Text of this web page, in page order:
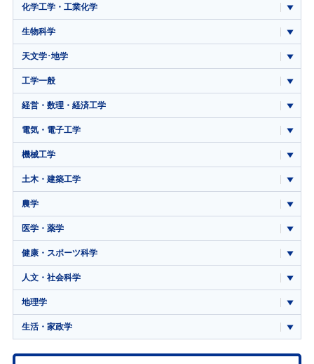
化学工学・工業化学
生物科学
天文学･地学
工学一般
経営・数理・経済工学
電気・電子工学
機械工学
土木・建築工学
農学
医学・薬学
健康・スポーツ科学
人文・社会科学
地理学
生活・家政学